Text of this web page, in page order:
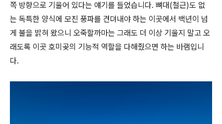
쪽 방향으로 기울어 있다는 얘기를 들었습니다. 뼈대(철근)도 없
는 독특한 양식에 모진 풍파를 견뎌내야 하는 이곳에서 백년이 넘
게 불을 밝혀 왔으니 오죽할까마는 그래도 더 이상 기울지 말고 오
래도록 이곳 호미곶의 기능적 역할을 다해줬으면 하는 바램입니
다.